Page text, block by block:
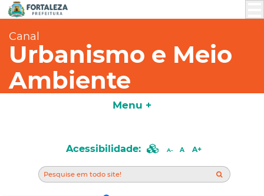
Canal
Urbanismo e Meio
Ambiente
Acessibilidade: A